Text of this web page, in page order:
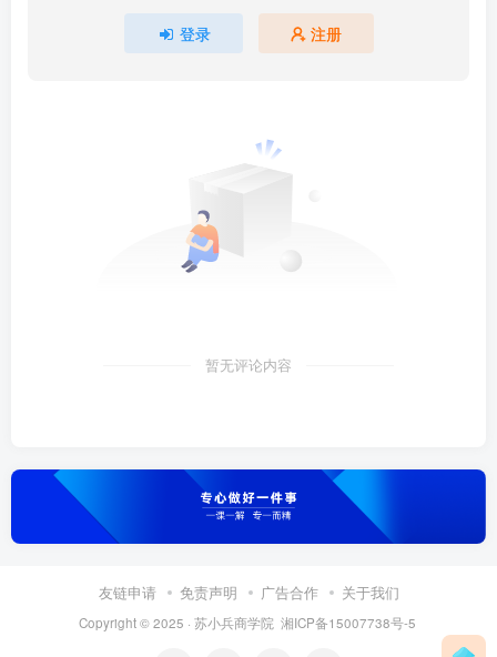
登录 注册
暂无评论内容
友链申请 免责声明 广告合作 关于我们
Copyright © 2025 · 苏小兵商学院 湘ICP备15007738号-5